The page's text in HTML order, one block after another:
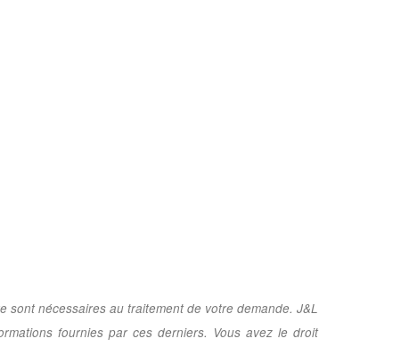
nécessaires au traitement de votre demande. J&L
fournies par ces derniers. Vous avez le droit